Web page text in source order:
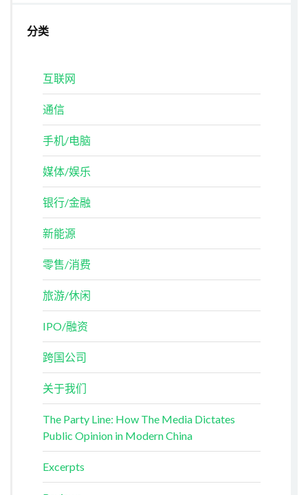
分类
互联网
通信
手机/电脑
媒体/娱乐
银行/金融
新能源
零售/消费
旅游/休闲
IPO/融资
跨国公司
关于我们
The Party Line: How The Media Dictates
Public Opinion in Modern China
Excerpts